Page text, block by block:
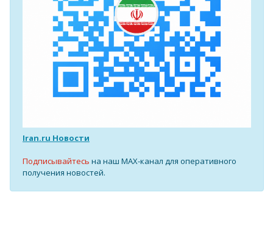
Iran.ru Новости
Подписывайтесь на наш MAX-канал для оперативного
получения новостей.